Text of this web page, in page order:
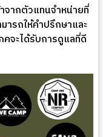
จากตัวแทนจำหน่ายที่
รถให้คำปรึกษาและ
จะได้รับการดูแลที่ดี